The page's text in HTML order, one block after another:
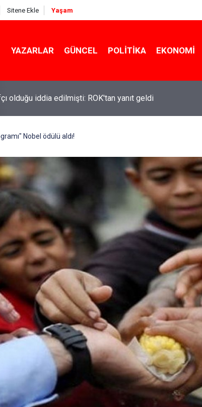
Sitene Ekle Yaşam
YAZARLAR GÜNCEL POLITIKA EKONOMI
olduğu iddia edilmişti: ROK'tan yanıt geldi
Nobel ödülü aldı!